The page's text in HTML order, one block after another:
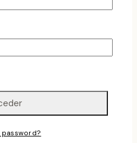
password?